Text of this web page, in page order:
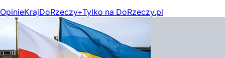
OpinieKrajDoRzeczy+Tylko na DoRzeczy.pl